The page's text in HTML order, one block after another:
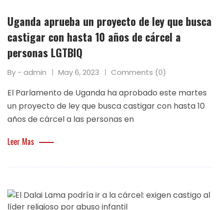
Uganda aprueba un proyecto de ley que busca
castigar con hasta 10 años de cárcel a
personas LGTBIQ
By - admin May 6, 2023 Comments (0)
El Parlamento de Uganda ha aprobado este martes
un proyecto de ley que busca castigar con hasta 10
años de cárcel a las personas en
Leer Mas